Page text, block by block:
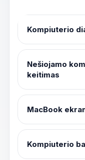
Kompiuterio
Nešiojamo
keitimas
MacBook
Kompiuterio